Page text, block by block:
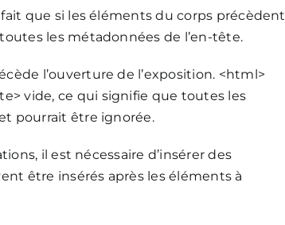
que si les éléments du corps précèdent
les métadonnées de l’en-tête.
l’ouverture de l’exposition. <html>
vide, ce qui signifie que toutes les
pourrait être ignorée.
il est nécessaire d’insérer des
être insérés après les éléments à